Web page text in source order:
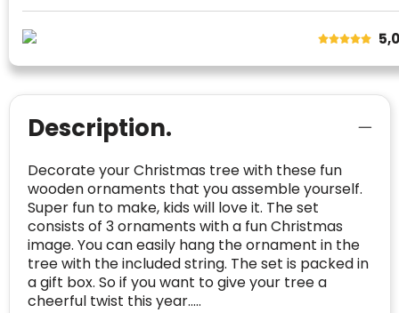
Description.
Decorate your Christmas tree with these fun
wooden ornaments that you assemble yourself.
Super fun to make, kids will love it. The set
consists of 3 ornaments with a fun Christmas
image. You can easily hang the ornament in the
tree with the included string. The set is packed in
a gift box. So if you want to give your tree a
cheerful twist this year.....
de verschillende platforms geaccepteerd en
Trustindex heeft de contactgegevens van de
Telefoonnummer:+32 479 88 00 36
mailadres:
BEDRIJFSGEGEVENS
Bedrijfsnaam: Linkkado
Domein: linkkado.be
Trustindex controleert websites voortdurend
op veiligheidsproblemen.
gedetecteerd
Blacklist Geen site op de zwarte lijst
Geldig SSL-certificaat
Spam E-mail is spamvrij
Websites die consequent een hoog niveau
van klanttevredenheid handhaven en
voldoen aan een hoog niveau van
veiligheidsprotocol, kunnen Trustindex-
certificaat verkrijgen. Zoekt u bij het winkelen
naar de certificaten van Trustindex en koopt u
met vertrouwen!